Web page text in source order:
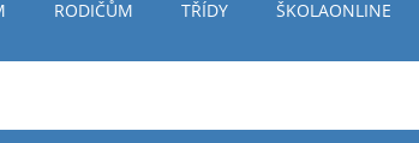
RODIČŮM TŘÍDY ŠKOLAONLINE